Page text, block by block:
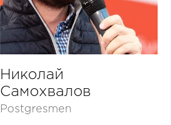
Николай
Самохвалов
Postgresmen